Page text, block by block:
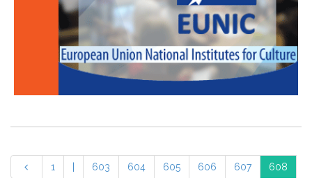
1 603 604 605 606 607 608